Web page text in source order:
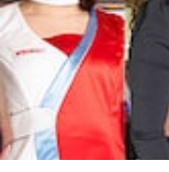
エンタメ
住まい
動物